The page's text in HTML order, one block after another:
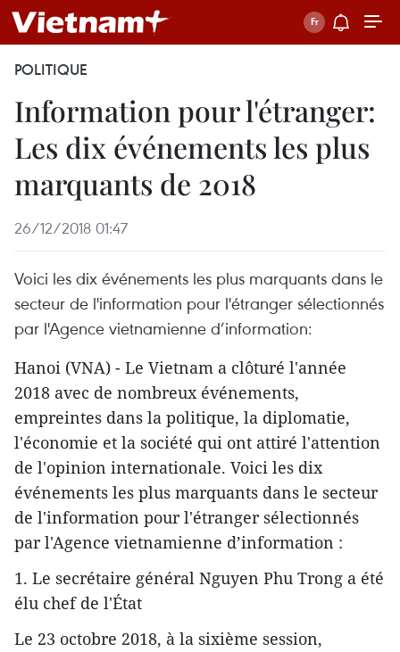
POLITIQUE
Information pour l'étranger:
Les dix événements les plus
marquants de 2018
26/12/2018 01:47
Voici les dix événements les plus marquants dans le
secteur de l'information pour l'étranger sélectionnés
par l'Agence vietnamienne d’information:
Hanoi (VNA) - Le Vietnam a clôturé l'année
2018 avec de nombreux événements,
empreintes dans la politique, la diplomatie,
l'économie et la société qui ont attiré l'attention
de l'opinion internationale. Voici les dix
événements les plus marquants dans le secteur
de l'information pour l'étranger sélectionnés
par l'Agence vietnamienne d’information :
1. Le secrétaire général Nguyen Phu Trong a été
élu chef de l'État
Le 23 octobre 2018, à la sixième session,